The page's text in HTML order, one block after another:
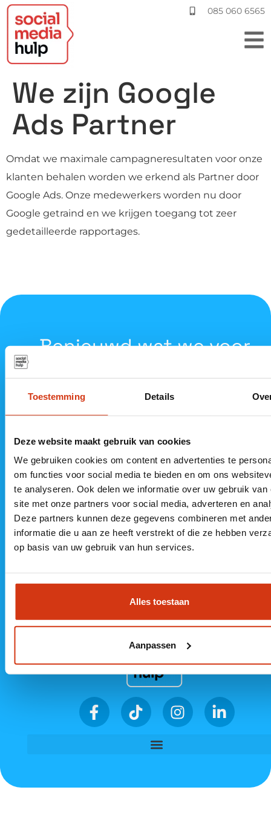
Toestemming Details
Deze website maakt gebruik van cookies
We gebruiken cookies om content en advertenties te
om functies voor social media te bieden en om ons
te analyseren. Ook delen we informatie over uw gebruik van
site met onze partners voor social media, adverteren en
Deze partners kunnen deze gegevens combineren met
informatie die u aan ze heeft verstrekt of die ze hebben
op basis van uw gebruik van hun services.
Alles toestaan
Aanpassen
085 060 6565
We zijn Google
Ads Partner
Omdat we maximale campagneresultaten voor onze
klanten behalen worden we erkend als Partner door
Google Ads. Onze medewerkers worden nu door
Google getraind en we krijgen toegang tot zeer
gedetailleerde rapportages.
Benieuwd wat we voor
kunnen betekenen?
Neem vrijblijvend contact op
Kantoor
Steenwijk
De Vesting 11
8332 GL
Kantoor
Almere
MyOffice
Veluwezoom 5
Almere
085 060
6565